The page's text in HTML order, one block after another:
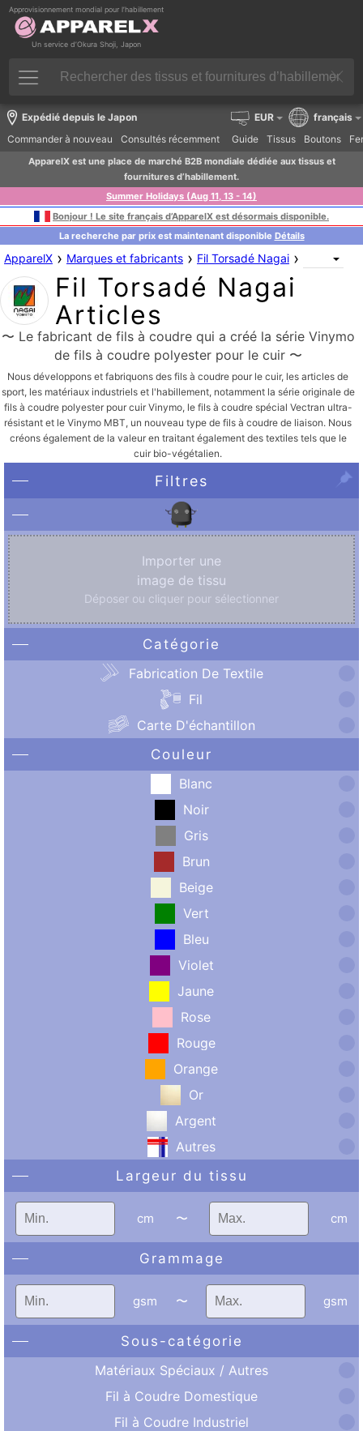
Approvisionnement mondial pour l’habillement
Un service d’Okura Shoji, Japon
Expédié depuis le Japon
Commander à nouveau
Consultés récemment Guide Tissus Boutons
EUR français
ApparelX est une place de marché B2B mondiale dédiée aux tissus et
fournitures d’habillement.
Summer Holidays (Aug 11, 13 - 14)
Bonjour ! Le site français d’ApparelX est désormais disponible.
La recherche par prix est maintenant disponible Détails
ApparelX › Marques et fabricants › Fil Torsadé Nagai ›
Fil Torsadé Nagai
Articles
〜 Le fabricant de fils à coudre qui a créé la série Vinymo
de fils à coudre polyester pour le cuir 〜
Nous développons et fabriquons des fils à coudre pour le cuir, les articles de
sport, les matériaux industriels et l'habillement, notamment la série originale de
fils à coudre polyester pour cuir Vinymo, le fils à coudre spécial Vectran ultra-
résistant et le Vinymo MBT, un nouveau type de fils à coudre de liaison. Nous
créons également de la valeur en traitant également des textiles tels que le
cuir bio-végétalien.
Filtres
Importer une
image de tissu
Déposer ou cliquer pour sélectionner
Catégorie
Fabrication De Textile
Fil
Carte D'échantillon
Couleur
Blanc
Noir
Gris
Brun
Beige
Vert
Bleu
Violet
Jaune
Rose
Rouge
Orange
Or
Argent
Autres
Largeur du tissu
cm 〜 cm
Grammage
gsm 〜 gsm
Sous-catégorie
Matériaux Spéciaux / Autres
Fil à Coudre Domestique
Fil à Coudre Industriel